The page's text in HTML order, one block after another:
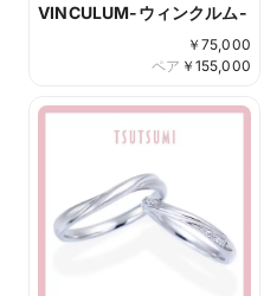
VINCULUM-ウィンクルム-
￥ 75,000
￥ 155,000
ペア